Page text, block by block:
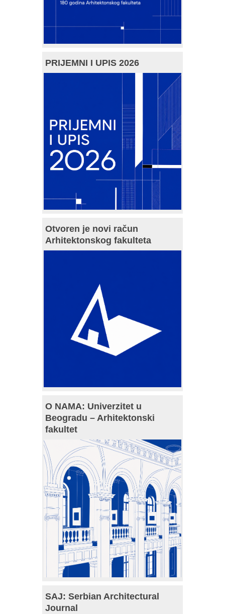
PRIJEMNI I UPIS 2026
Otvoren je novi račun
Arhitektonskog fakulteta
O NAMA: Univerzitet u
Beogradu – Arhitektonski
fakultet
SAJ: Serbian Architectural
Journal